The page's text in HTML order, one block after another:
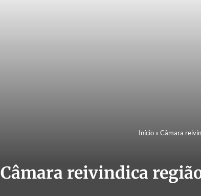
Início» Câmara
Câmara reivindica